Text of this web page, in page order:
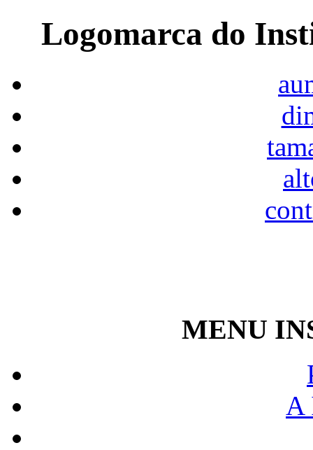
Logomarca do
MENU
A